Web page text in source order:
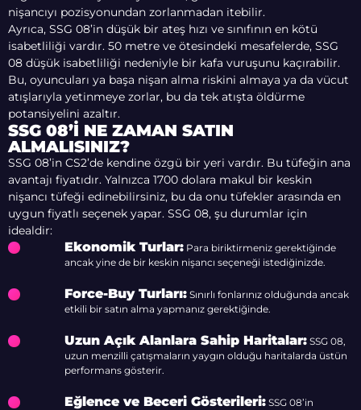
nişancıyı pozisyonundan zorlanmadan itebilir.
Ayrıca, SSG 08’in düşük bir ateş hızı ve sınıfının en kötü
isabetliliği vardır. 50 metre ve ötesindeki mesafelerde, SSG
08 düşük isabetliliği nedeniyle bir kafa vuruşunu kaçırabilir.
Bu, oyuncuları ya başa nişan alma riskini almaya ya da vücut
atışlarıyla yetinmeye zorlar, bu da tek atışta öldürme
potansiyelini azaltır.
SSG 08’I NE ZAMAN SATIN
ALMALISINIZ?
SSG 08’in CS2’de kendine özgü bir yeri vardır. Bu tüfeğin ana
avantajı fiyatıdır. Yalnızca 1700 dolara makul bir keskin
nişancı tüfeği edinebilirsiniz, bu da onu tüfekler arasında en
uygun fiyatlı seçenek yapar. SSG 08, şu durumlar için
idealdir:
Ekonomik Turlar: Para biriktirmeniz gerektiğinde
ancak yine de bir keskin nişancı seçeneği istediğinizde.
Force-Buy Turları: Sınırlı fonlarınız olduğunda ancak
etkili bir satın alma yapmanız gerektiğinde.
Uzun Açık Alanlara Sahip Haritalar: SSG 08,
uzun menzilli çatışmaların yaygın olduğu haritalarda üstün
performans gösterir.
Eğlence ve Beceri Gösterileri: SSG 08’in